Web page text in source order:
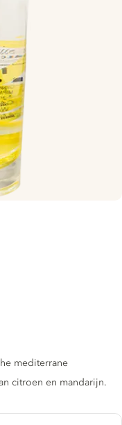
mediterrane
citroen en mandarijn.